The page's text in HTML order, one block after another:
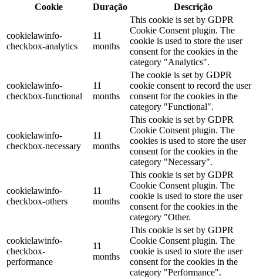
Cookie
Duração Descrição
cookielawinfo-
checkbox-analytics
11
months
This cookie is set by GDPR
Cookie Consent plugin. The
cookie is used to store the user
consent for the cookies in the
category "Analytics".
cookielawinfo-
checkbox-functional
11
months
The cookie is set by GDPR
cookie consent to record the user
consent for the cookies in the
category "Functional".
cookielawinfo-
checkbox-necessary
11
months
This cookie is set by GDPR
Cookie Consent plugin. The
cookies is used to store the user
consent for the cookies in the
category "Necessary".
cookielawinfo-
checkbox-others
11
months
This cookie is set by GDPR
Cookie Consent plugin. The
cookie is used to store the user
consent for the cookies in the
category "Other.
cookielawinfo-
checkbox-
performance
11
months
This cookie is set by GDPR
Cookie Consent plugin. The
cookie is used to store the user
consent for the cookies in the
category "Performance".